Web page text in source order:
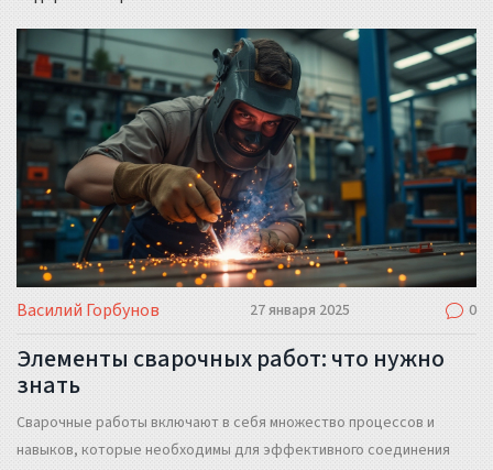
Василий Горбунов 27 января 2025 0
Элементы сварочных работ: что нужно
знать
Сварочные работы включают в себя множество процессов и
навыков, которые необходимы для эффективного соединения